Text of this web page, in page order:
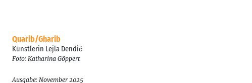
Quarib/Gharib
Künstlerin Lejla Dendić
Foto: Katharina Göppert
Ausgabe: November 2025